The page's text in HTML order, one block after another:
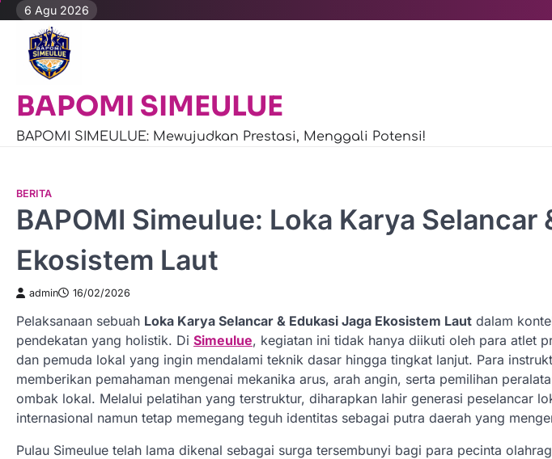
Skip
content
6 Agu 2026
BAPOMI SIMEULUE
BAPOMI SIMEULUE: Mewujudkan Prestasi, Menggali Potensi!
BERITA
BAPOMI Simeulue: Loka Karya Selancar
Ekosistem Laut
admin 16/02/2026
Pelaksanaan sebuah Loka Karya Selancar & Edukasi Jaga Ekosistem Laut dalam
pendekatan yang holistik. Di Simeulue, kegiatan ini tidak hanya diikuti oleh para atlet
dan pemuda lokal yang ingin mendalami teknik dasar hingga tingkat lanjut. Para
memberikan pemahaman mengenai mekanika arus, arah angin, serta pemilihan
ombak lokal. Melalui pelatihan yang terstruktur, diharapkan lahir generasi peselancar
internasional namun tetap memegang teguh identitas sebagai putra daerah yang
Pulau Simeulue telah lama dikenal sebagai surga tersembunyi bagi para pecinta